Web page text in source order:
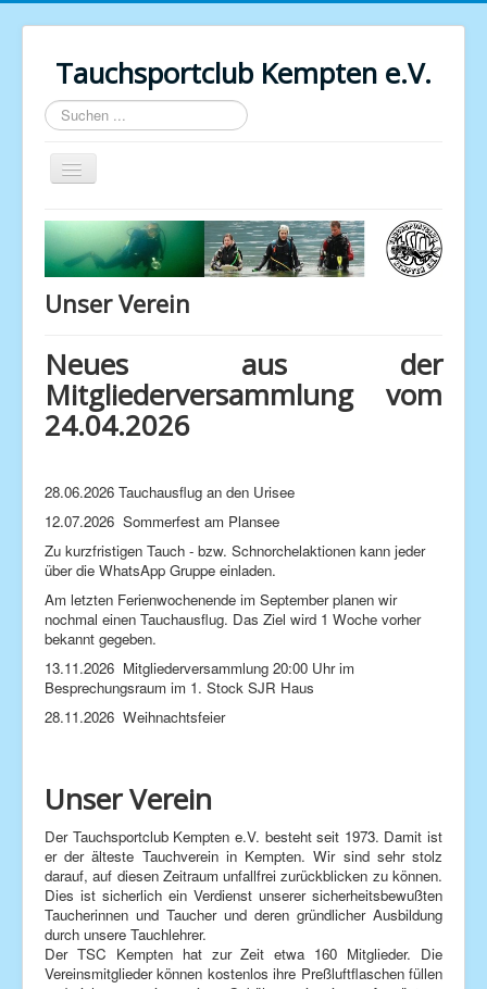
Tauchsportclub Kempten e.V.
Suchen
...
Navigation
an/aus
Startseite
Vereinsinfo
Training
Kompressorraum
Bildergalerie
Kontakt
Impressum
Unser Verein
Neues aus der
Mitgliederversammlung vom
24.04.2026
28.06.2026 Tauchausflug an den Urisee
12.07.2026 Sommerfest am Plansee
Zu kurzfristigen Tauch - bzw. Schnorchelaktionen kann jeder
über die WhatsApp Gruppe einladen.
Am letzten Ferienwochenende im September planen wir
nochmal einen Tauchausflug. Das Ziel wird 1 Woche vorher
bekannt gegeben.
13.11.2026 Mitgliederversammlung 20:00 Uhr im
Besprechungsraum im 1. Stock SJR Haus
28.11.2026 Weihnachtsfeier
Unser Verein
Der Tauchsportclub Kempten e.V. besteht seit 1973. Damit ist
er der älteste Tauchverein in Kempten. Wir sind sehr stolz
darauf, auf diesen Zeitraum unfallfrei zurückblicken zu können.
Dies ist sicherlich ein Verdienst unserer sicherheitsbewußten
Taucherinnen und Taucher und deren gründlicher Ausbildung
durch unsere Tauchlehrer.
Der TSC Kempten hat zur Zeit etwa 160 Mitglieder. Die
Vereinsmitglieder können kostenlos ihre Preßluftflaschen füllen